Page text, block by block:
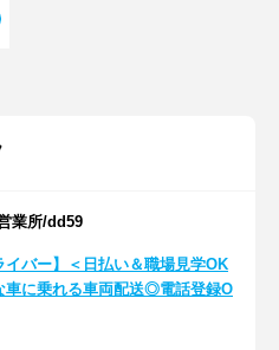
業所/dd59
イバー】＜日払い＆職場見学OK
車に乗れる車両配送◎電話登録O